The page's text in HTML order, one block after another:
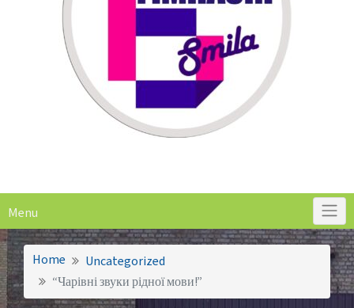
Menu
Home
Uncategorized
“Чарівні звуки рідної мови!”